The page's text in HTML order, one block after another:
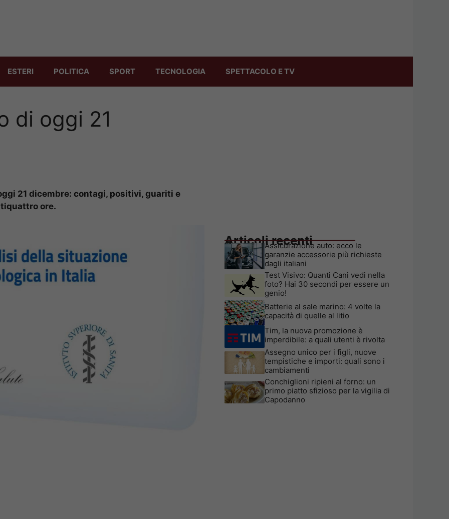
ESTERI POLITICA SPORT TECNOLOGIA SPETTACOLO E TV
di oggi 21
21 dicembre: contagi, positivi, guariti e
ore.
Articoli recenti
Assicurazione auto: ecco le
garanzie accessorie più richieste
dagli italiani
Test Visivo: Quanti Cani vedi nella
foto? Hai 30 secondi per essere un
genio!
Batterie al sale marino: 4 volte la
capacità di quelle al litio
Tim, la nuova promozione è
imperdibile: a quali utenti è rivolta
Assegno unico per i figli, nuove
tempistiche e importi: quali sono i
cambiamenti
Conchiglioni ripieni al forno: un
primo piatto sfizioso per la vigilia di
Capodanno